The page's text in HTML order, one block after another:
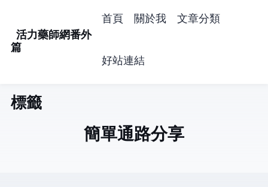
活力藥師網番外
篇
首頁 關於我 文章分類
好站連結
標籤: costco (1)
簡單通路分享